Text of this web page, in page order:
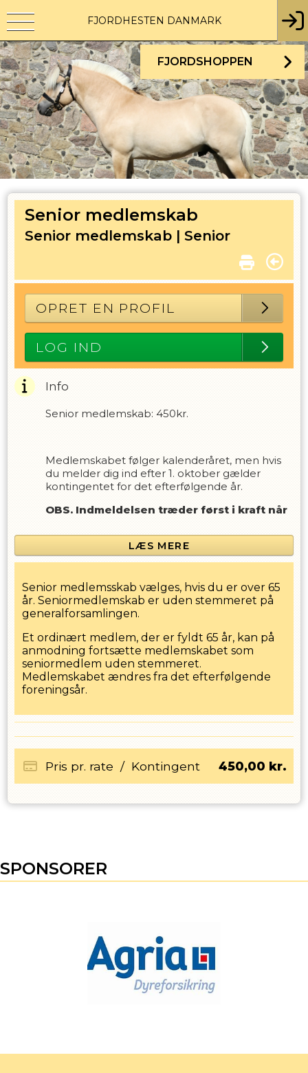
FJORDHESTEN DANMARK
FJORDSHOPPEN
Senior medlemskab
Senior medlemskab | Senior
OPRET EN PROFIL
LOG IND
Info
Senior medlemskab: 450kr.
Medlemskabet følger kalenderåret, men hvis
du melder dig ind efter 1. oktober gælder
kontingentet for det efterfølgende år.
OBS. Indmeldelsen træder først i kraft når
LÆS MERE
Senior medlemsskab vælges, hvis du er over 65
år. Seniormedlemskab er uden stemmeret på
generalforsamlingen.
Et ordinært medlem, der er fyldt 65 år, kan på
anmodning fortsætte medlemskabet som
seniormedlem uden stemmeret.
Medlemskabet ændres fra det efterfølgende
foreningsår.
Pris pr. rate / Kontingent 450,00 kr.
SPONSORER